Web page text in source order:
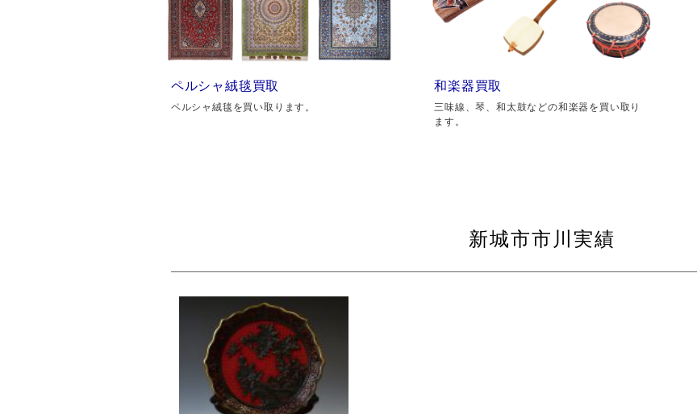
ペルシャ絨毯買取
ペルシャ絨毯を買い取ります。
和楽器買取
三味線、琴、和太鼓などの和楽器を買い取り
ます。
新城市市川実績